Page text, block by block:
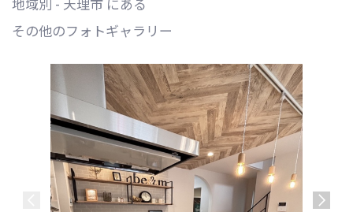
その他のフォトギャラリー